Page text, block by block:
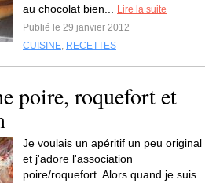
au chocolat bien...
Lire la suite
Publié le 29 janvier 2012
CUISINE, RECETTES
poire, roquefort et
Je voulais un apéritif un peu original
et j'adore l'association
poire/roquefort. Alors quand je suis